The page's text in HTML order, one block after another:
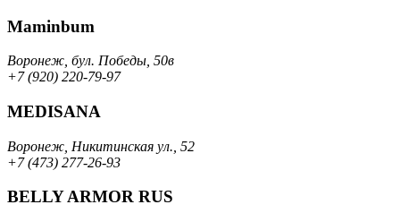
Maminbum
Воронеж, бул. Победы, 50в
+7 (920) 220-79-97
MEDISANA
Воронеж, Никитинская ул., 52
+7 (473) 277-26-93
BELLY ARMOR RUS